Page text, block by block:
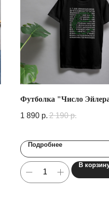
Футболка "Число
1 890 р. 2 190 р.
Подробнее
В